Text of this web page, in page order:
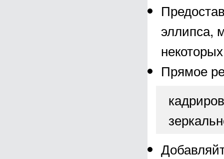
эллипса,
Прямое